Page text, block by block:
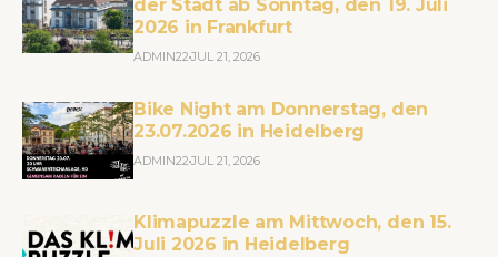
der Stadt ab Sonntag, den 19. Juli
2026 in Frankfurt
ADMIN22 JUL 21, 2026
Bike Night am Donnerstag, den
23.07.2026 in Heidelberg
ADMIN22 JUL 21, 2026
Klimapuzzle am Mittwoch, den 15.
Juli 2026 in Heidelberg